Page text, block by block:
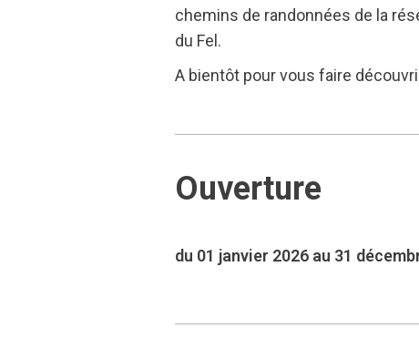
chemins de randonnées de la
du Fel.
A bientôt pour vous faire
Ouverture
du 01 janvier 2026 au 31